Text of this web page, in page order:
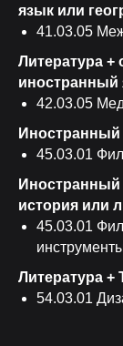
язык или
41.03.05
Литература +
иностранный
42.03.05
Иностранный
45.03.01
Иностранный
история или
45.03.01
Литература +
54.03.01